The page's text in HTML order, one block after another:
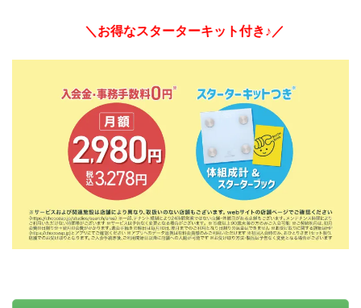
＼お得なスターターキット付き♪／